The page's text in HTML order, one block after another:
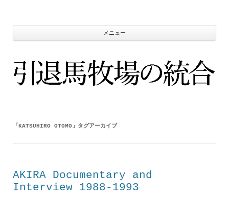
ン
へ
ッ
プ
メニュー
「 KATSUHIRO OTOMO」タグアーカイブ
AKIRA Documentary and
Interview 1988-1993